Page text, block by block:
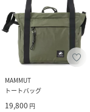
MAMMUT
トートバッグ
19,800 円